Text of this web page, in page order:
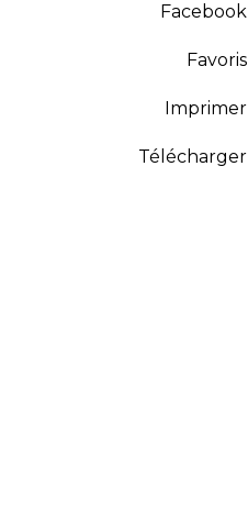
Facebook
Favoris
Imprimer
Télécharger